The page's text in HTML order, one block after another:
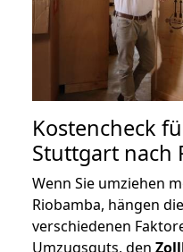
Kostencheck
Stuttgart nach
Wenn Sie umziehen
Riobamba, hängen
verschiedenen
Umzugsguts, den